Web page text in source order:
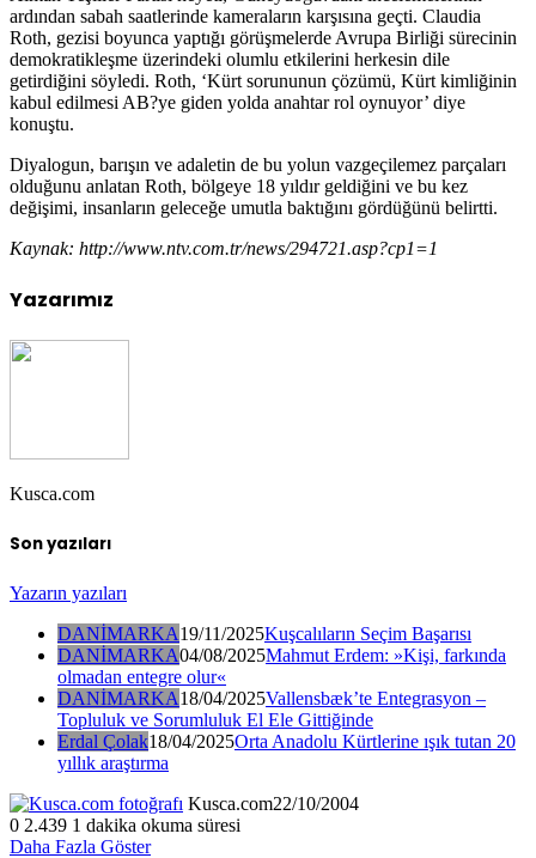
ardından sabah saatlerinde kameraların karşısına geçti. Claudia
Roth, gezisi boyunca yaptığı görüşmelerde Avrupa Birliği sürecinin
demokratikleşme üzerindeki olumlu etkilerini herkesin dile
getirdiğini söyledi. Roth, ‘Kürt sorununun çözümü, Kürt kimliğinin
kabul edilmesi AB?ye giden yolda anahtar rol oynuyor’ diye
konuştu.
Diyalogun, barışın ve adaletin de bu yolun vazgeçilemez parçaları
olduğunu anlatan Roth, bölgeye 18 yıldır geldiğini ve bu kez
değişimi, insanların geleceğe umutla baktığını gördüğünü belirtti.
Kaynak: http://www.ntv.com.tr/news/294721.asp?cp1=1
Yazarımız
Kusca.com
Son yazıları
Yazarın yazıları
DANİMARKA19/11/2025Kuşcalıların Seçim Başarısı
DANİMARKA04/08/2025Mahmut Erdem: »Kişi, farkında
olmadan entegre olur«
DANİMARKA18/04/2025Vallensbæk’te Entegrasyon –
Topluluk ve Sorumluluk El Ele Gittiğinde
Erdal Çolak18/04/2025Orta Anadolu Kürtlerine ışık tutan 20
yıllık araştırma
Kusca.com22/10/2004
0 2.439 1 dakika okuma süresi
Daha Fazla Göster